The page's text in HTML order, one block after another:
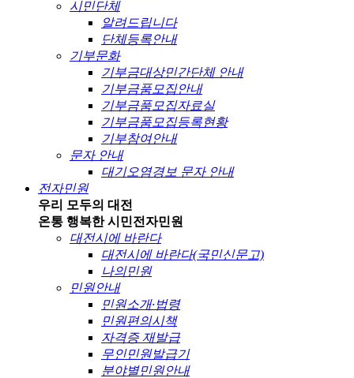
시민단체
알려드립니다
단체등록안내
기부문화
기부금대상민간단체 안내
기부금품모집안내
기부금품모집자료실
기부금품모집등록현황
기부참여안내
문자 안내
대기오염경보 문자 안내
전자민원
우리 모두의 대전
온통 행복한 시민전자민원
대전시에 바란다
대전시에 바란다(국민신문고)
나의민원
민원안내
민원소개·법령
민원편의시책
자격증 재발급
무인민원발급기
분야별민원안내